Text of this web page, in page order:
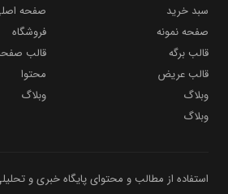
سبد خرید
صفحه
صفحه نمونه
فروشگاه
قالب برگه
قالب
قالب عریض
محتوا
وبلاگ
وبلاگ
وبلاگ
استفاده از مطالب و محتوای پایگاه خبری و